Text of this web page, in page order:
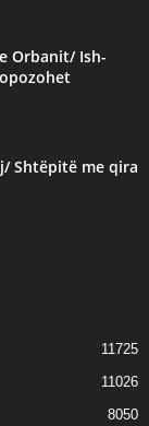
Orbanit/ Ish-
Shtëpitë me qira
11725
11026
8050